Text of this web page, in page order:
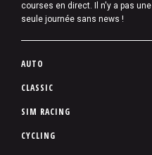
courses en direct. Il n'y a pas une
seule journée sans news !
P
d
d
AUTO
CLASSIC
SIM RACING
CYCLING